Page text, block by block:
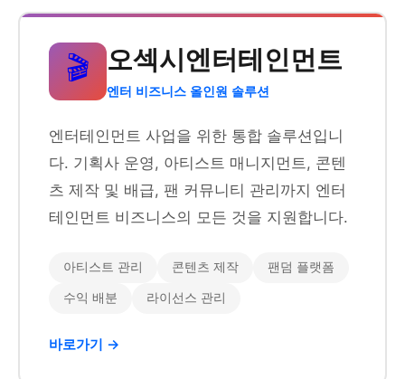
🎬 오섹시엔터테인먼트
엔터 비즈니스 올인원 솔루션
엔터테인먼트 사업을 위한 통합 솔루션입니
다. 기획사 운영, 아티스트 매니지먼트, 콘텐
츠 제작 및 배급, 팬 커뮤니티 관리까지 엔터
테인먼트 비즈니스의 모든 것을 지원합니다.
아티스트 관리 콘텐츠 제작 팬덤 플랫폼
수익 배분 라이선스 관리
바로가기 →